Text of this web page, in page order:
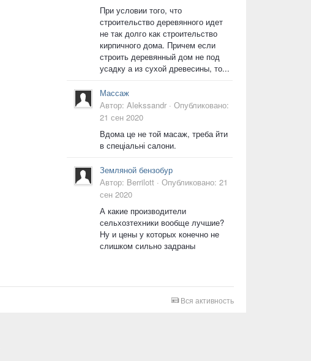
При условии того, что
строительство деревянного идет
не так долго как строительство
кирпичного дома. Причем если
строить деревянный дом не под
усадку а из сухой древесины, то...
Массаж
Автор: Alekssandr · Опубликовано:
21 сен 2020
Вдома це не той масаж, треба йти
в спеціальні салони.
Земляной бензобур
Автор: Berrilott · Опубликовано: 21
сен 2020
А какие производители
сельхозтехники вообще лучшие?
Ну и цены у которых конечно не
слишком сильно задраны
Вся активность